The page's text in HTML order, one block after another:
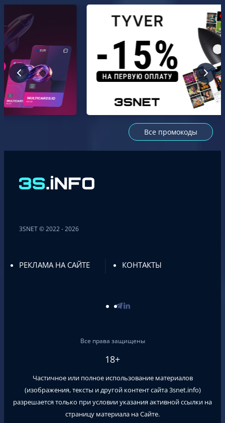
Все промокоды
3SNET © 2022 - 2026
РЕКЛАМА НА САЙТЕ КОНТАКТЫ
Все права защищены
18+
Частичное или полное использование материалов
(изображения, тексты и другой контент сайта3snet.info)
разрешается только при условии указания активной ссылки на
страницу материала на Сайте.